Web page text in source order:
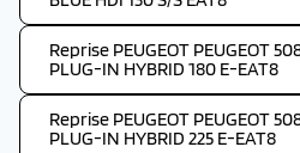
Reprise PEUGEOT PEUGEOT
PLUG-IN HYBRID 180 E-EAT8
Reprise PEUGEOT PEUGEOT
PLUG-IN HYBRID 225 E-EAT8